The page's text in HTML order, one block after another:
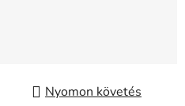
Nyomon követés